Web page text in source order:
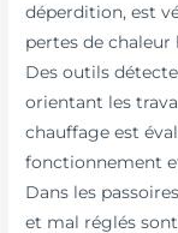
déperdition, est
pertes de chaleur
Des outils
orientant les
chauffage est
fonctionnement
Dans les
et mal réglés